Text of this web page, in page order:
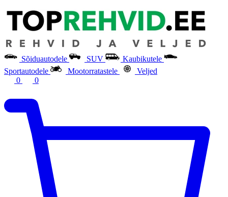
Sõiduautodele SUV
Kaubikutele
Sportautodele
Mootorratastele
Veljed
0
0